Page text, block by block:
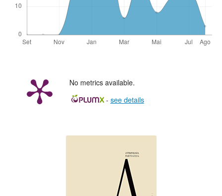
No metrics available.
- see details